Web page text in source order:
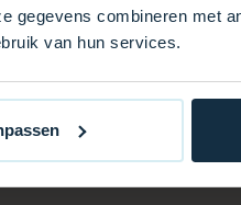
gegevens combineren met
van hun services.